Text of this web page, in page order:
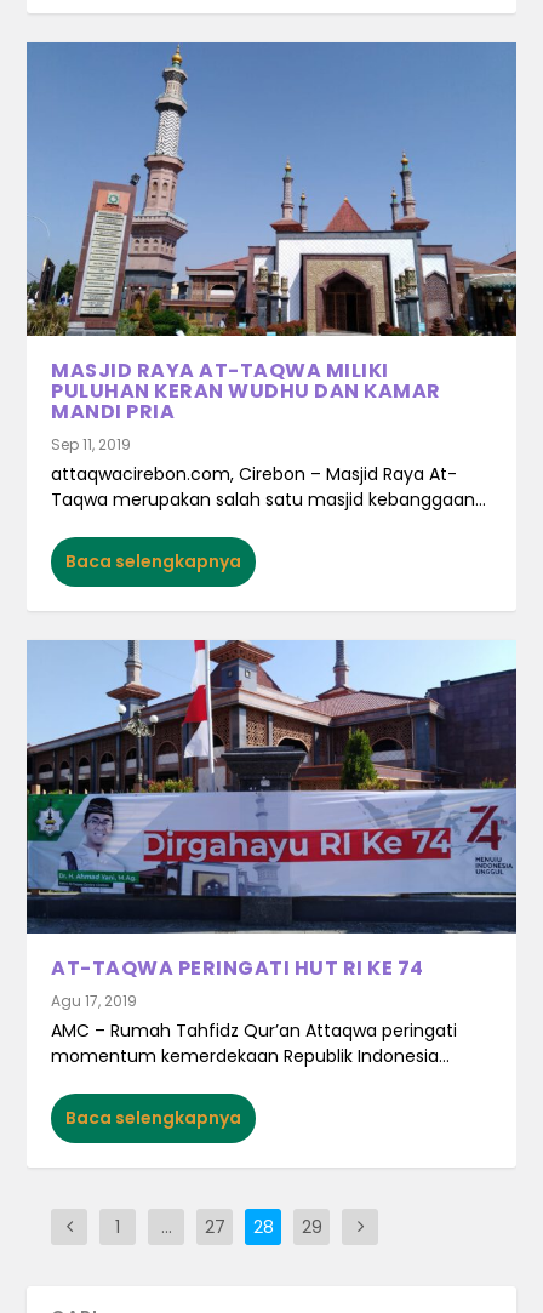
MASJID RAYA AT-TAQWA MILIKI
PULUHAN KERAN WUDHU DAN KAMAR
MANDI PRIA
Sep 11, 2019
attaqwacirebon.com, Cirebon – Masjid Raya At-
Taqwa merupakan salah satu masjid kebanggaan...
Baca selengkapnya
AT-TAQWA PERINGATI HUT RI KE 74
Agu 17, 2019
AMC – Rumah Tahfidz Qur’an Attaqwa peringati
momentum kemerdekaan Republik Indonesia...
Baca selengkapnya
1 … 27 28 29